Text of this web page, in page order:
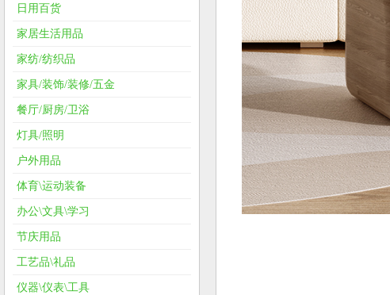
日用百货
家居生活用品
家纺/纺织品
家具/装饰/装修/五金
餐厅/厨房/卫浴
灯具/照明
户外用品
体育\运动装备
办公\文具\学习
节庆用品
工艺品\礼品
仪器\仪表\工具